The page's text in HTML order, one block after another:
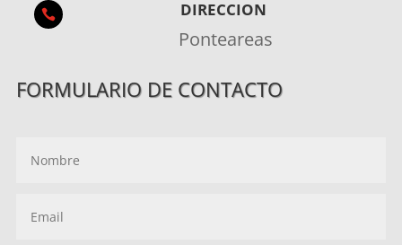
 DIRECCION
Ponteareas
FORMULARIO DE CONTACTO